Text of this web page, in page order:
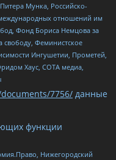
Мунка, Российско-
отношений им
Фонд Бориса Немцова за
Феминистское
Ингушетии, Прометей,
Хаус, СОТА медиа,
7756/ данные
функции
Нижегородский